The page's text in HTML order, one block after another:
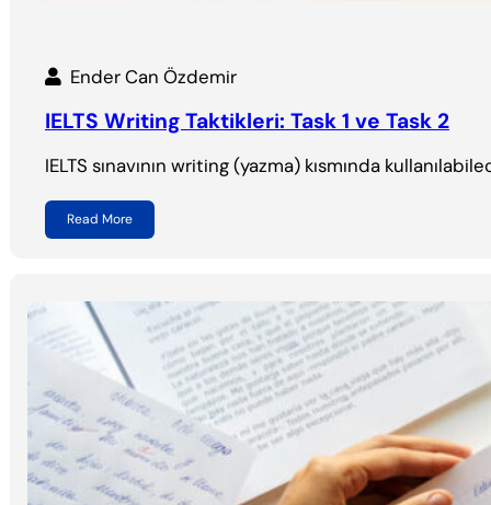
Ender Can Özdemir
IELTS Writing Taktikleri: Task 1 ve Task 2
IELTS sınavının writing (yazma) kısmında
Read More